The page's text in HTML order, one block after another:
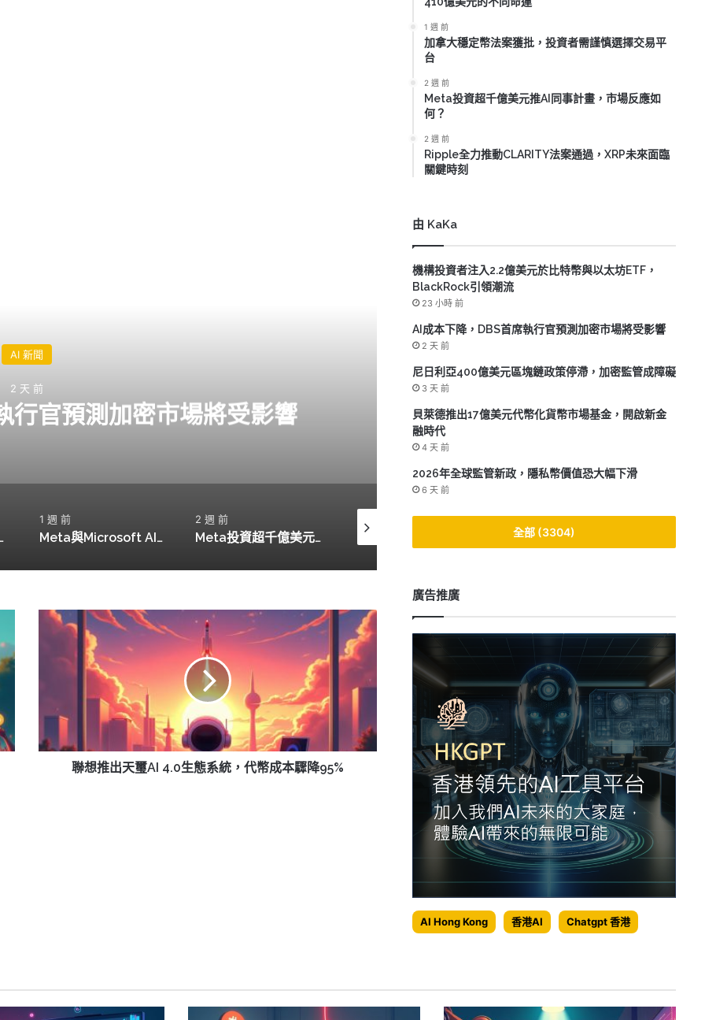
AI 新聞
2 天 前
行官預測加密市場將受影響 貝萊德推出17億美元代幣
金，開啟新金融時代
1 週 前
Meta與Microsoft AI支出對比：各自投入420億與410億美元的不同命運
2 週 前
Meta投資超千億美元推AI同事計畫，市場反應如何？
3 週 前 3 週 前
聯
AI
生
聯想推出天璽AI 4.0生態系統，代幣成本驟降95%
1 週 前
加拿大穩定幣法案獲批，投資者需謹慎選擇交易平
台
2 週 前
Meta投資超千億美元推AI同事計畫，市場反應如
何？
2 週 前
Ripple全力推動CLARITY法案通過，XRP未來面臨
關鍵時刻
由 KaKa
機構投資者注入2.2億美元於比特幣與以太坊ETF，
BlackRock引領潮流
23 小時 前
AI成本下降，DBS首席執行官預測加密市場將受影響
2 天 前
尼日利亞400億美元區塊鏈政策停滯，加密監管成障礙
3 天 前
貝萊德推出17億美元代幣化貨幣市場基金，開啟新金
融時代
4 天 前
2026年全球監管新政，隱私幣價值恐大幅下滑
6 天 前
全部 (3304)
廣告推廣
AI Hong Kong 香港AI Chatgpt 香港